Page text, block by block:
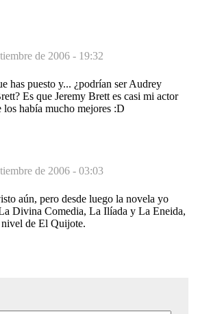
de 2006 - 19:32
has puesto y... ¿podrían ser Audrey
Es que Jeremy Brett es casi mi actor
los había mucho mejores :D
de 2006 - 03:03
aún, pero desde luego la novela yo
Divina Comedia, La Ilíada y La Eneida,
nivel de El Quijote.